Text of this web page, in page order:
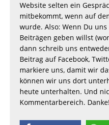
Website selten ein
mitbekommt, wenn auf
wurde. Also: Wenn Du
Beiträgen geben willst
dann schreib uns
Beitrag auf Facebook,
markiere uns, damit wir
können wir uns dort
heute unterhalten. Und
Kommentarbereich. Danke!